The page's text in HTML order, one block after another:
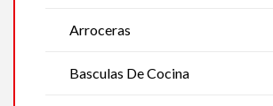
Arroceras
Basculas De Cocina